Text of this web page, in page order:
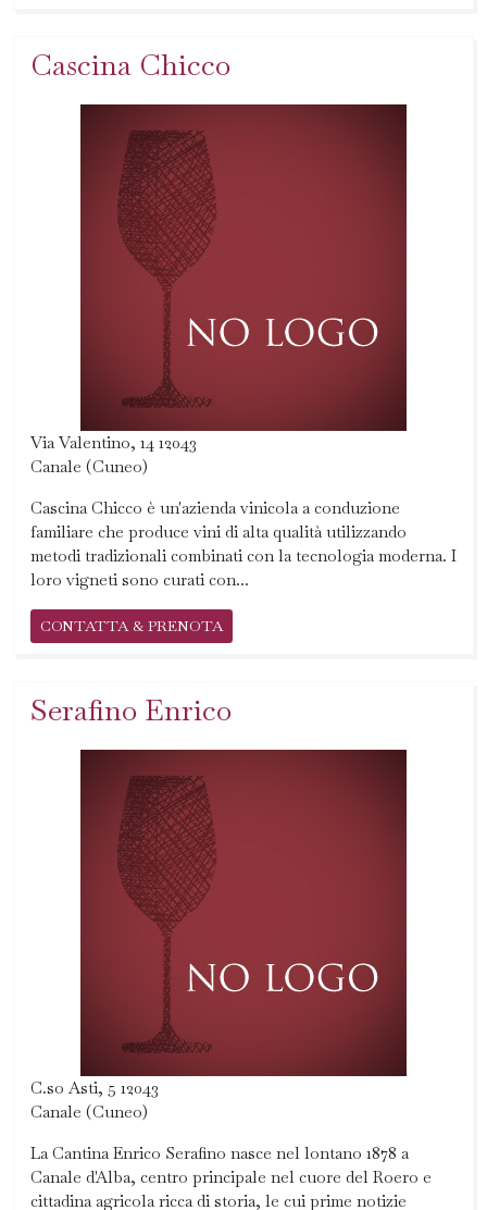
Cascina Chicco
Via Valentino, 14 12043
Canale (Cuneo)
Cascina Chicco è un'azienda vinicola a conduzione
familiare che produce vini di alta qualità utilizzando
metodi tradizionali combinati con la tecnologia moderna. I
loro vigneti sono curati con...
CONTATTA & PRENOTA
Serafino Enrico
C.so Asti, 5 12043
Canale (Cuneo)
La Cantina Enrico Serafino nasce nel lontano 1878 a
Canale d'Alba, centro principale nel cuore del Roero e
cittadina agricola ricca di storia, le cui prime notizie